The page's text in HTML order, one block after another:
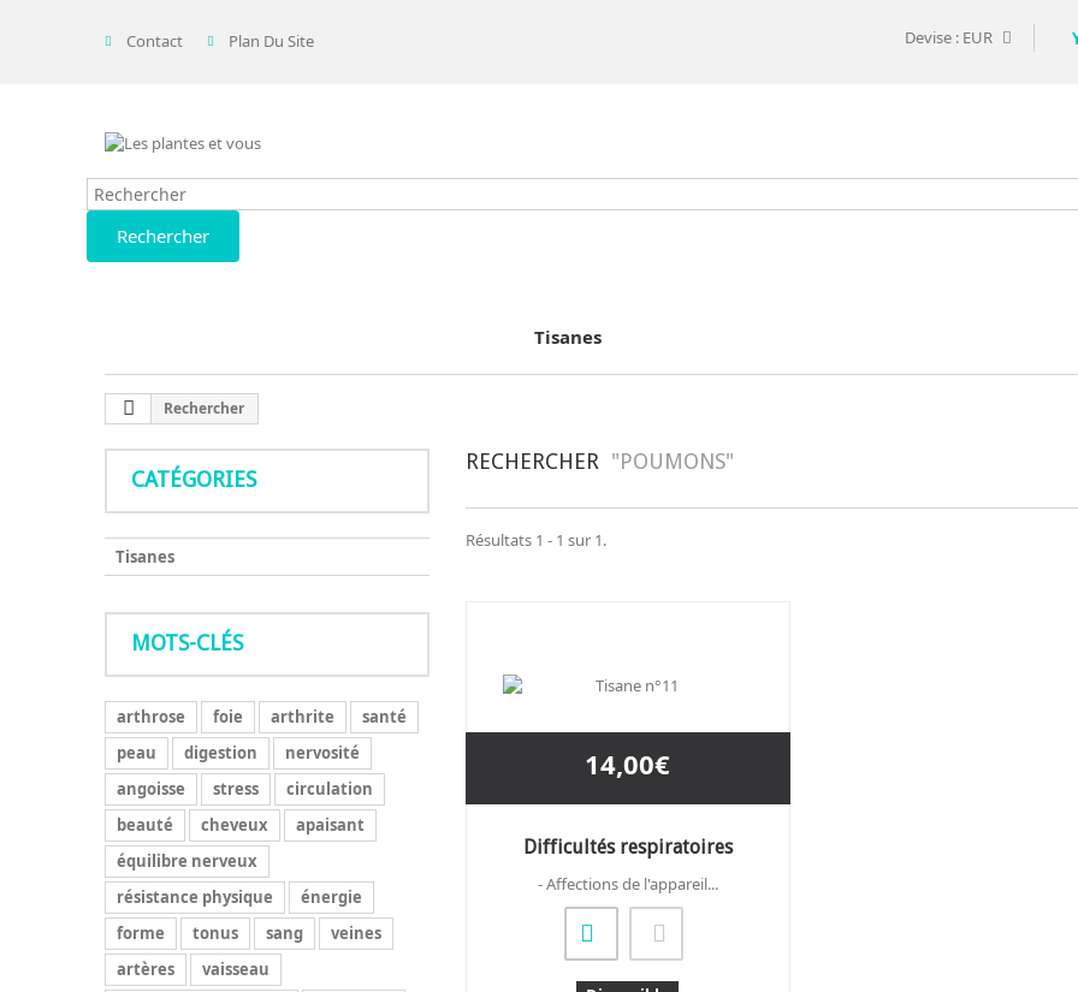
Contact Plan Du Site Devise : EUR
Rechercher
Tisanes
Rechercher
CATÉGORIES
Tisanes
MOTS-CLÉS
arthrose foie arthrite
santé
peau
digestion
nervosité
angoisse
stress
circulation
beauté
cheveux
apaisant
équilibre nerveux
résistance physique
énergie
forme
tonus sang
veines
artères
vaisseau
RECHERCHER "POUMONS"
Résultats 1 - 1 sur 1.
14,00€
Difficultés respiratoires
- Affections de l'appareil...